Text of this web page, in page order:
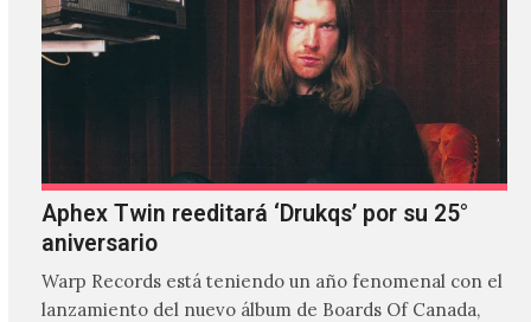
Aphex Twin reeditará ‘Drukqs’ por su 25°
aniversario
Warp Records está teniendo un año fenomenal con el
lanzamiento del nuevo álbum de Boards Of Canada,